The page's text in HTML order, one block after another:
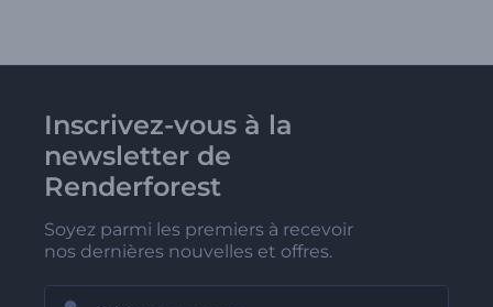
Inscrivez-vous à la
newsletter de
Renderforest
Soyez parmi les premiers à recevoir
nos dernières nouvelles et offres.